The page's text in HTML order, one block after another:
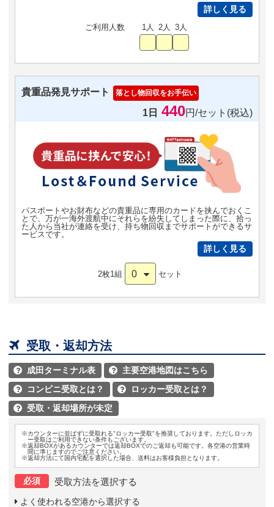
詳しく見る
ご利用人数 1人 2人 3人
貴重品発見サポート 落とし物回収をお手伝い
1日 440円/セット(税込)
パスポートやお財布などの貴重品に専用のカードを挟んでおくこ
とで、万が一海外渡航中にそれらを紛失してしまった際に、拾っ
た人から当社が連絡を受け、持ち物回収までサポートができるサ
ービスです。
詳しく見る
2枚1組 0 セット
 受取・返却方法
 成田ターミナル表  主要空港地図はこちら
 コンビニ受取とは？  ロッカー受取とは？
 受取・返却場所が未定
※カウンターに並ばずに受取れる"ロッカー受取"を推奨しております。ただしロッカ
ー受取はご利用できない条件もございます。
※返却BOXがあるカウンターでは返却BOXでのご返却も可能です。各空港の営業時
間に準じますのでご注意ください。
※返却方法にて国内宅配を選択した場合、送料はお客様負担となります。
必須 受取方法を選択する
よく使われる空港から選択する